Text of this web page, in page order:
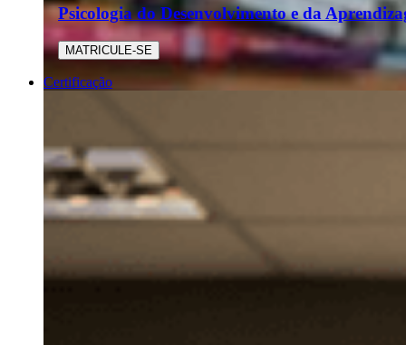
Psicologia do Desenvolvimento e da
MATRICULE-SE
Certificação